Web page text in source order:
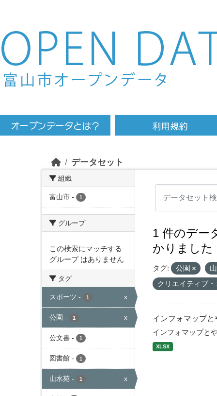
Skip to main content
データセット
組織
富山市 - 1
グループ
この検索にマッチする
グループ はありません
タグ
スポーツ - 1 x
公園 - 1 x
公文書 - 1
図書館 - 1
山水苑 - 1 x
1 件のデー
かりました
タグ: 公園
クリエイティブ
インフォマップ
インフォマップと
XLSX